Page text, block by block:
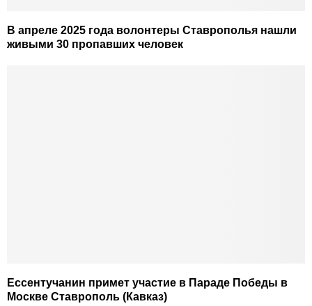
В апреле 2025 года волонтеры Ставрополья нашли
живыми 30 пропавших человек
Ессентучанин примет участие в Параде Победы в
Москве Ставрополь (Кавказ)